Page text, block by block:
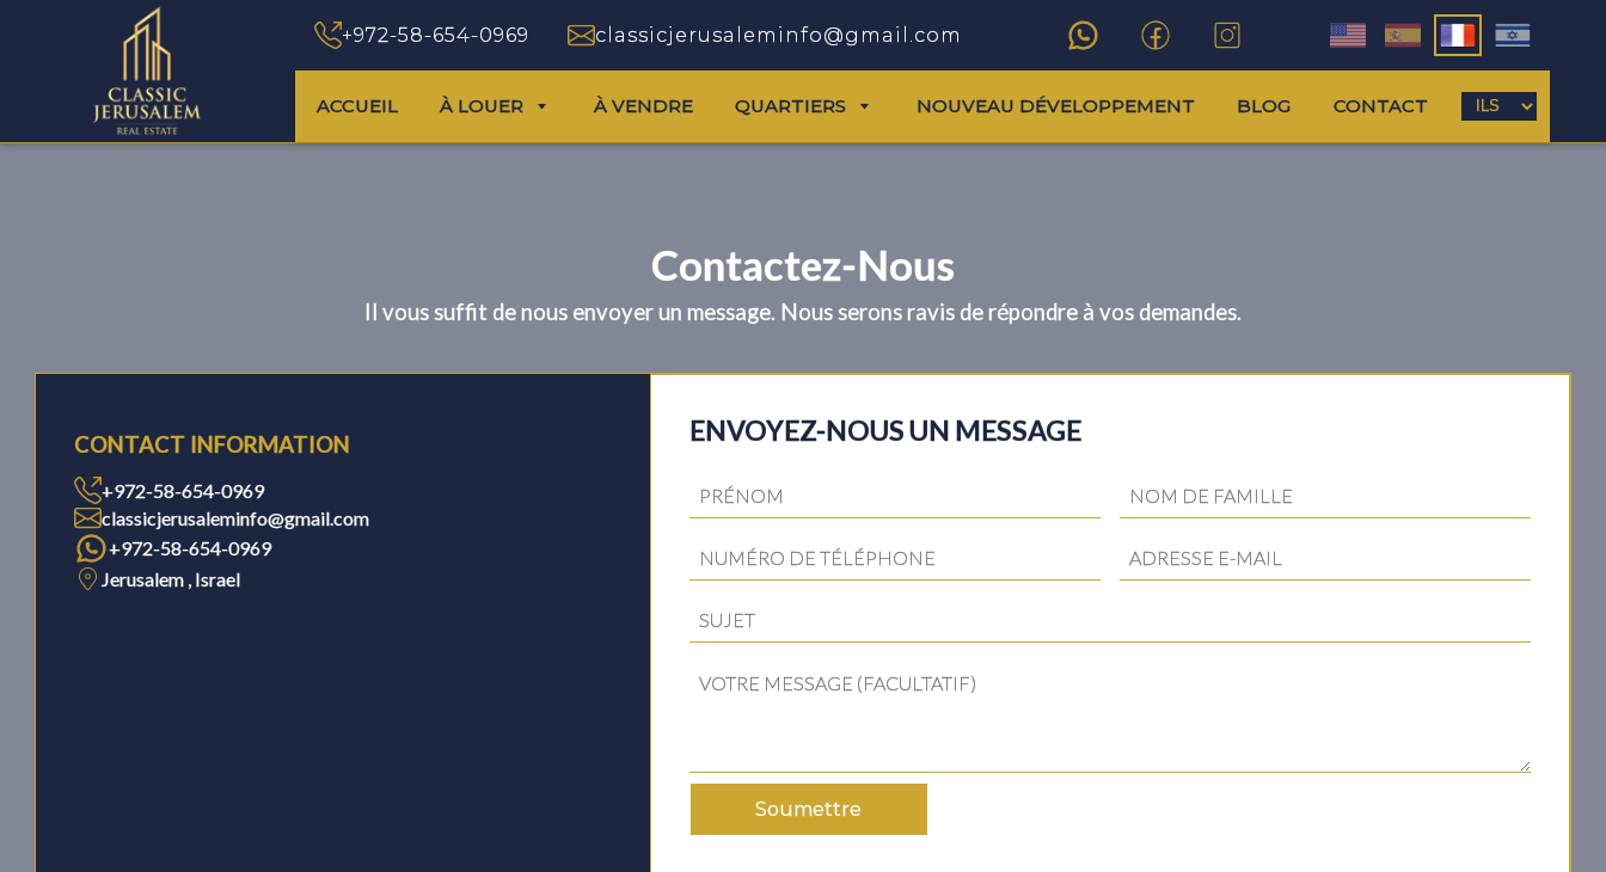
+972-58-654-0969 classicjerusaleminfo@gmail.com
ACCUEIL À LOUER À VENDRE QUARTIERS NOUVEAU DÉVELOPPEMENT BLOG CONTACT
Contactez-Nous
Il vous suffit de nous envoyer un message. Nous serons ravis de répondre à vos demandes.
CONTACT INFORMATION
+972-58-654-0969
classicjerusaleminfo@gmail.com
+972-58-654-0969
Jerusalem , Israel
ENVOYEZ-NOUS UN MESSAGE
Soumettre